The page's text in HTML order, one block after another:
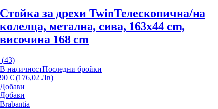
Стойка за дрехи TwinТелескопична/на
колелца, метална, сива, 163x44 cm,
височина 168 cm
(43)
В наличностПоследни бройки
90 € (176,02 Лв)
Добави
Добави
Brabantia